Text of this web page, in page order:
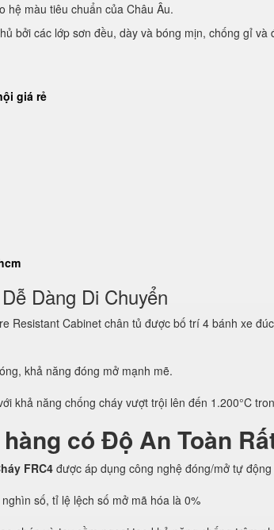
hệ màu tiêu chuẩn của Châu Âu.
bởi các lớp sơn đều, dày và bóng mịn, chống gỉ
giá rẻ
Dàng Di Chuyển
Resistant Cabinet chân tủ được bố trí 4 bánh xe
khả năng đóng mở mạnh mẽ.
khả năng chống cháy vượt trội lên đến 1.200°C
có Độ An Toàn
FRC4 được áp dụng công nghệ đóng/mở tự
số, tỉ lệ lệch số mở mã hóa là 0%